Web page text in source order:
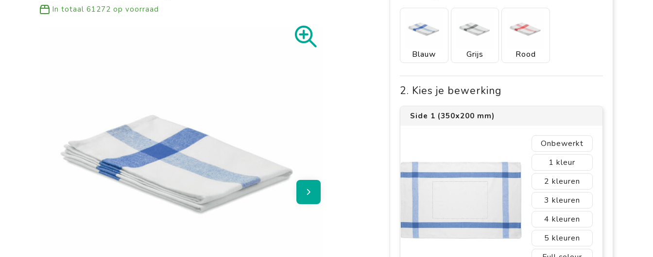
In totaal 61272 op voorraad
Blauw Grijs Rood
2. Kies je bewerking
Side 1 (350x200 mm)
Onbewerkt
1
2
3
4
5